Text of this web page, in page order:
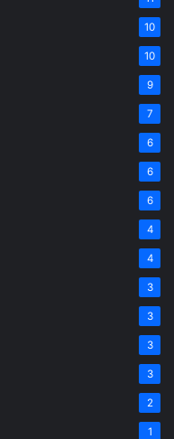
10
10
9
7
6
6
6
4
4
3
3
3
3
2
1